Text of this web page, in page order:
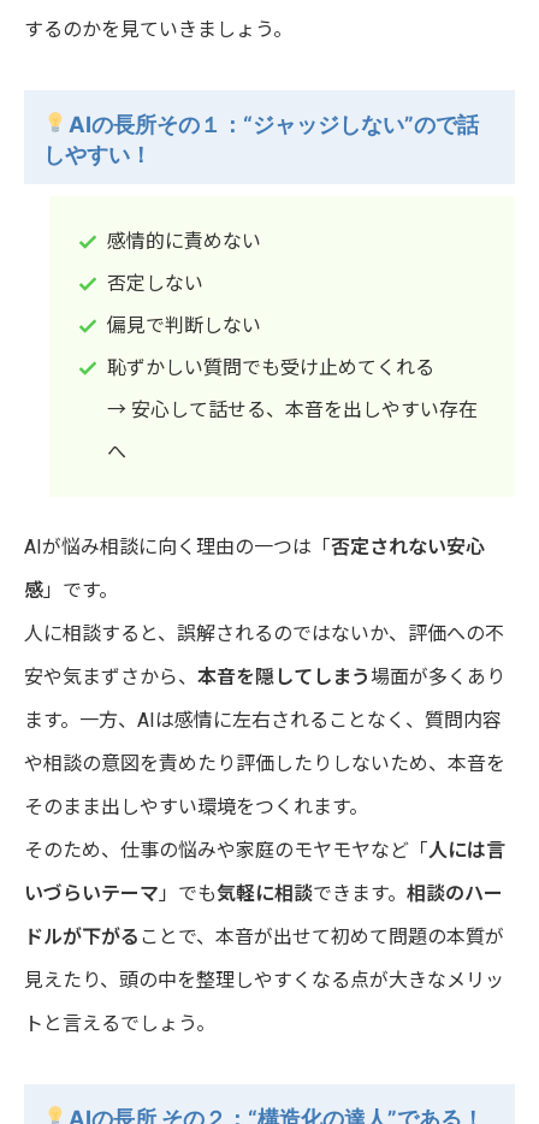
するのかを見ていきましょう。
AIの長所その１：“ジャッジしない”ので話
しやすい！
感情的に責めない
否定しない
偏見で判断しない
恥ずかしい質問でも受け止めてくれる
→ 安心して話せる、本音を出しやすい存在
へ
AIが悩み相談に向く理由の一つは「否定されない安心
感 」です。
人に相談すると、誤解されるのではないか、評価への不
安や気まずさから、 本音を隠してしまう場面が多くあり
ます。一方、AIは感情に左右されることなく、質問内容
や相談の意図を責めたり評価したりしないため、本音を
そのまま出しやすい環境をつくれます。
そのため、仕事の悩みや家庭のモヤモヤなど「人には言
いづらいテーマ 」でも気軽に相談できます。 相談のハー
ドルが下がる ことで、本音が出せて初めて問題の本質が
見えたり、頭の中を整理しやすくなる点が大きなメリッ
トと言えるでしょう。
AIの長所 その２： “構造化の達人”である！